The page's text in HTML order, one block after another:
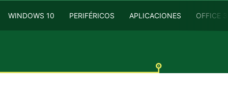
WINDOWS 10 PERIFÉRICOS APLICACIONES OFFICE